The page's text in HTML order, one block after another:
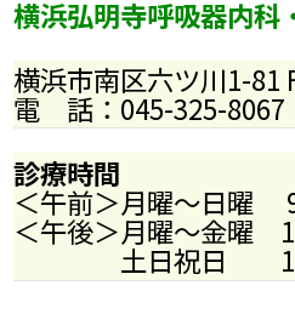
横浜弘明寺呼吸器内科
横浜市南区六ツ川1-81
電 話：045-325-8067
診療時間
＜午前＞月曜～日曜
＜午後＞月曜～金曜
土日祝日